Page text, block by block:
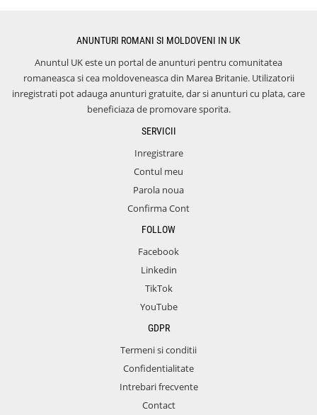
ANUNTURI ROMANI SI MOLDOVENI IN UK
Anuntul UK este un portal de anunturi pentru comunitatea
romaneasca si cea moldoveneasca din Marea Britanie. Utilizatorii
inregistrati pot adauga anunturi gratuite, dar si anunturi cu plata, care
beneficiaza de promovare sporita.
SERVICII
Inregistrare
Contul meu
Parola noua
Confirma Cont
FOLLOW
Facebook
Linkedin
TikTok
YouTube
GDPR
Termeni si conditii
Confidentialitate
Intrebari frecvente
Contact